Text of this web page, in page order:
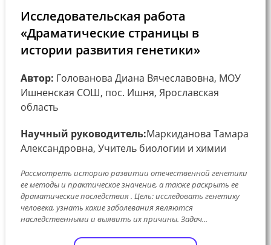
Исследовательская работа
«Драматические страницы в
истории развития генетики»
Автор: Голованова Диана Вячеславовна, МОУ
Ишненская СОШ, пос. Ишня, Ярославская
область
Научный руководитель:Маркиданова Тамара
Александровна, Учитель биологии и химии
Рассмотреть историю развитии отечественной генетики
ее методы и практическое значение, а также раскрыть ее
драматические последствия . Цель: исследовать генетику
человека, узнать какие заболевания являются
наследственными и выявить их причины. Задач...